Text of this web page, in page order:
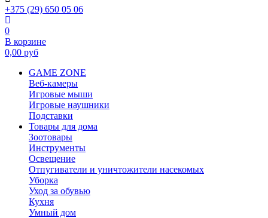
+375 (29) 650 05 06
0
В корзине
0,00 руб
GAME ZONE
Веб-камеры
Игровые мыши
Игровые наушники
Подставки
Товары для дома
Зоотовары
Инструменты
Освещение
Отпугиватели и уничтожители насекомых
Уборка
Уход за обувью
Кухня
Умный дом